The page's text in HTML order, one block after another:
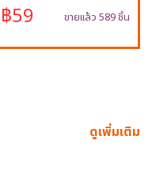
฿59 ขายแล้ว 589 ชิ้น
ดูเพิ่มเติม